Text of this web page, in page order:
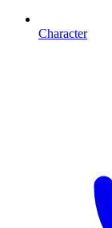
Character